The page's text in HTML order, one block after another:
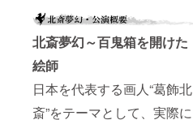
北斎夢幻～百鬼箱を開けた
絵師
日本を代表する画人“葛飾北
斎”をテーマとして、実際に